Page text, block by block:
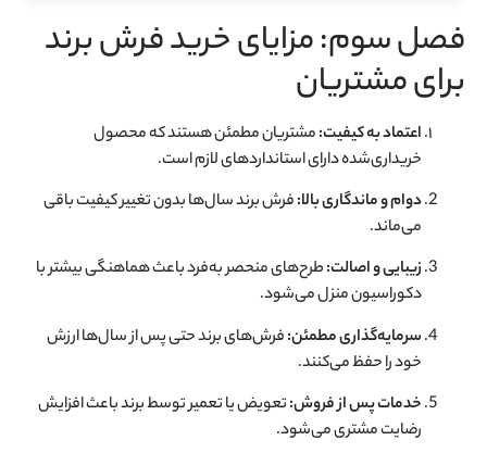
فصل سوم: مزایای خرید فرش برند
برای مشتریان
اعتماد به کیفیت:مشتریان مطمئن هستند که محصول
خریداری‌شده دارای استانداردهای لازم است.
دوام و ماندگاری بالا:فرش برند سال‌ها بدون تغییر کیفیت باقی
می‌ماند.
زیبایی و اصالت:طرح‌های منحصر به‌فرد باعث هماهنگی بیشتر با
دکوراسیون منزل می‌شود.
سرمایه‌گذاری مطمئن:فرش‌های برند حتی پس از سال‌ها ارزش
خود را حفظ می‌کنند.
خدمات پس از فروش:تعویض یا تعمیر توسط برند باعث افزایش
رضایت مشتری می‌شود.